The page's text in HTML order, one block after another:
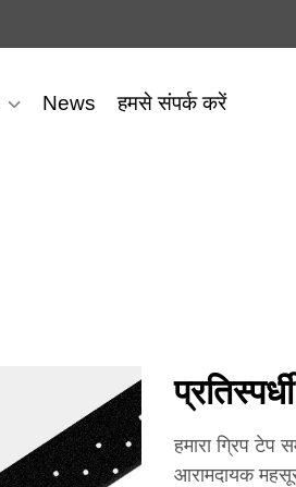
News हमसे संपर्क करें
हमारा ग्रिप
आरामदायक